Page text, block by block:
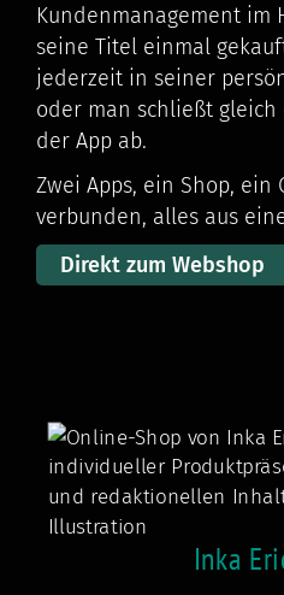
Kundenmanagement im
seine Titel einmal
jederzeit in seiner
oder man schließt gleich
der App ab.
Zwei Apps, ein Shop, ein
verbunden, alles aus
Direkt zum Webshop
Inka